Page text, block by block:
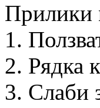
Прилики
1.
2. Рядка
3. Слаби